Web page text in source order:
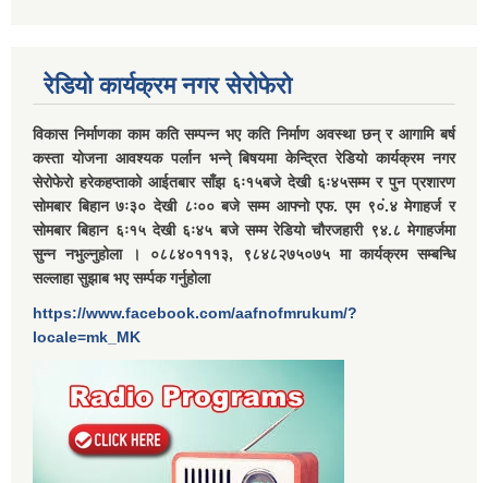
रेडियो कार्यक्रम नगर सेरोफेरो
विकास निर्माणका काम कति सम्पन्न भए कति निर्माण अवस्था छन् र आगामि बर्ष
कस्ता योजना आवश्यक पर्लान भन्ने् बिषयमा केन्द्रित रेडियो कार्यक्रम नगर
सेरोफेरो हरेकहप्ताको आईतबार साँझ ६ः१५बजे देखी ६ः४५सम्म र पुन प्रशारण
सोमबार बिहान ७ः३० देखी ८ः०० बजे सम्म आफ्नो एफ. एम ९०ं.४ मेगाहर्ज र
सोमबार बिहान ६ः१५ देखी ६ः४५ बजे सम्म रेडियो चौरजहारी ९४.८ मेगाहर्जमा
सुन्न नभुल्नुहोला । ०८८४०१११३, ९८४८२७५०७५ मा कार्यक्रम सम्बन्धि
सल्लाहा सुझाब भए सर्म्पक गर्नुहोला
https://www.facebook.com/aafnofmrukum/?
locale=mk_MK